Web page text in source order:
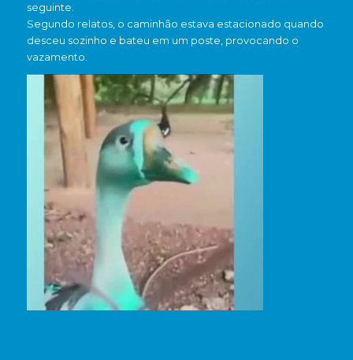
seguinte.
Segundo relatos, o caminhão estava estacionado quando
desceu sozinho e bateu em um poste, provocando o
vazamento.